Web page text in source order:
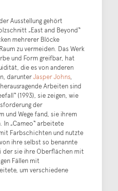
Ausstellung gehört
„East and Beyond“
mehrerer Blöcke
zu vermeiden. Das Werk
und Form greifbar, hat
die es von anderen
darunterJasper Johns,
Arbeiten sind
(1993), sie zeigen, wie
der
und Wege fand, sie ihrem
In „Cameo“ arbeitete
Farbschichten und nutzte
ihre selbst so benannte
der sie ihre Oberflächen mit
Fällen mit
um verschiedene